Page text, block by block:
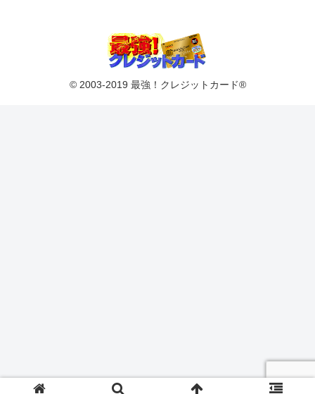
© 2003-2019 最強！クレジットカード®